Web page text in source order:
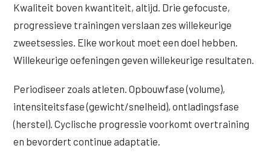
Kwaliteit boven kwantiteit, altijd. Drie gefocuste,
progressieve trainingen verslaan zes willekeurige
zweetsessies. Elke workout moet een doel hebben.
Willekeurige oefeningen geven willekeurige resultaten.
Periodiseer zoals atleten. Opbouwfase (volume),
intensiteitsfase (gewicht/snelheid), ontladingsfase
(herstel). Cyclische progressie voorkomt overtraining
en bevordert continue adaptatie.